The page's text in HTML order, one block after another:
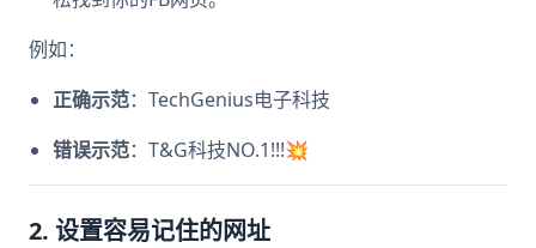
例如：
正确示范：TechGenius电子科技
错误示范：T&G科技NO.1!!!💥
2. 设置容易记住的网址